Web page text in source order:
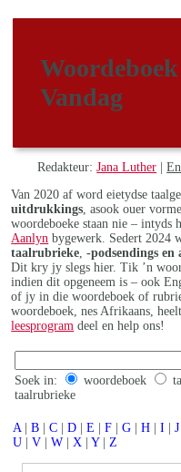
Vandag
Redakteur:Jana Luther |
Van 2020 af word eietydse
uitdrukkings , asook ouer
woordeboeke staan nie – intyds
Aanlyn bygewerk. Sedert 2024
taalrubrieke ,-podsendings en
Dit kry jy slegs hier. Tik ’n
indien dit opgeneem is – ook
of jy in die woordeboek of
woordeboek, nes Afrikaans,
leesprogram deel en help ons!
Soek in: woordeboek
taalrubrieke
A | B | C | D | E | F | G | H | I | J
U | V | W | X | Y | Z